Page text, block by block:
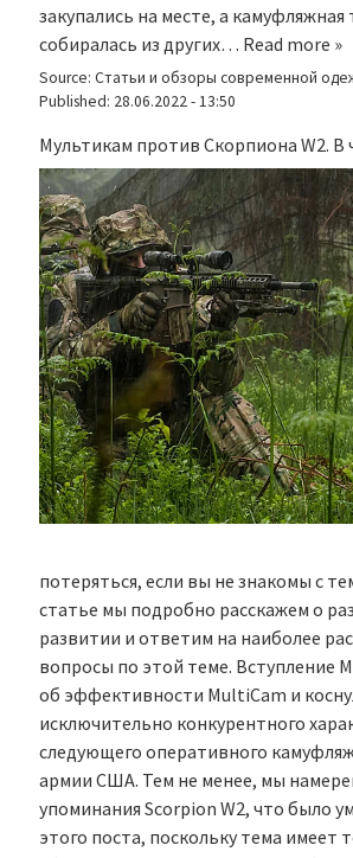
закупались на месте, а
собиралась из других… Read more »
Source: Статьи и обзоры современной
Published: 28.06.2022 - 13:50
Мультикам против Скорпиона W2. В
потеряться, если вы не знакомы с
статье мы подробно расскажем о
развитии и ответим на наиболее
вопросы по этой теме. Вступление
об эффективности MultiCam и
исключительно конкурентного
следующего оперативного
армии США. Тем не менее, мы
упоминания Scorpion W2, что было
этого поста, поскольку тема имеет